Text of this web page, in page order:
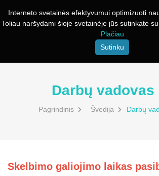
Interneto svetainės efektyvumui optimizuoti
Toliau naršydami šioje svetainėje jūs sutinkate
Plačiau
Sutinku
Darbų vadovas
Pagrindinis Švedija Darbų
Skelbimo galiojimo laikas